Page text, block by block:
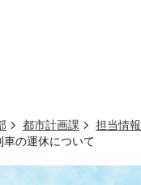
都市計画課 担当情報
の運休について